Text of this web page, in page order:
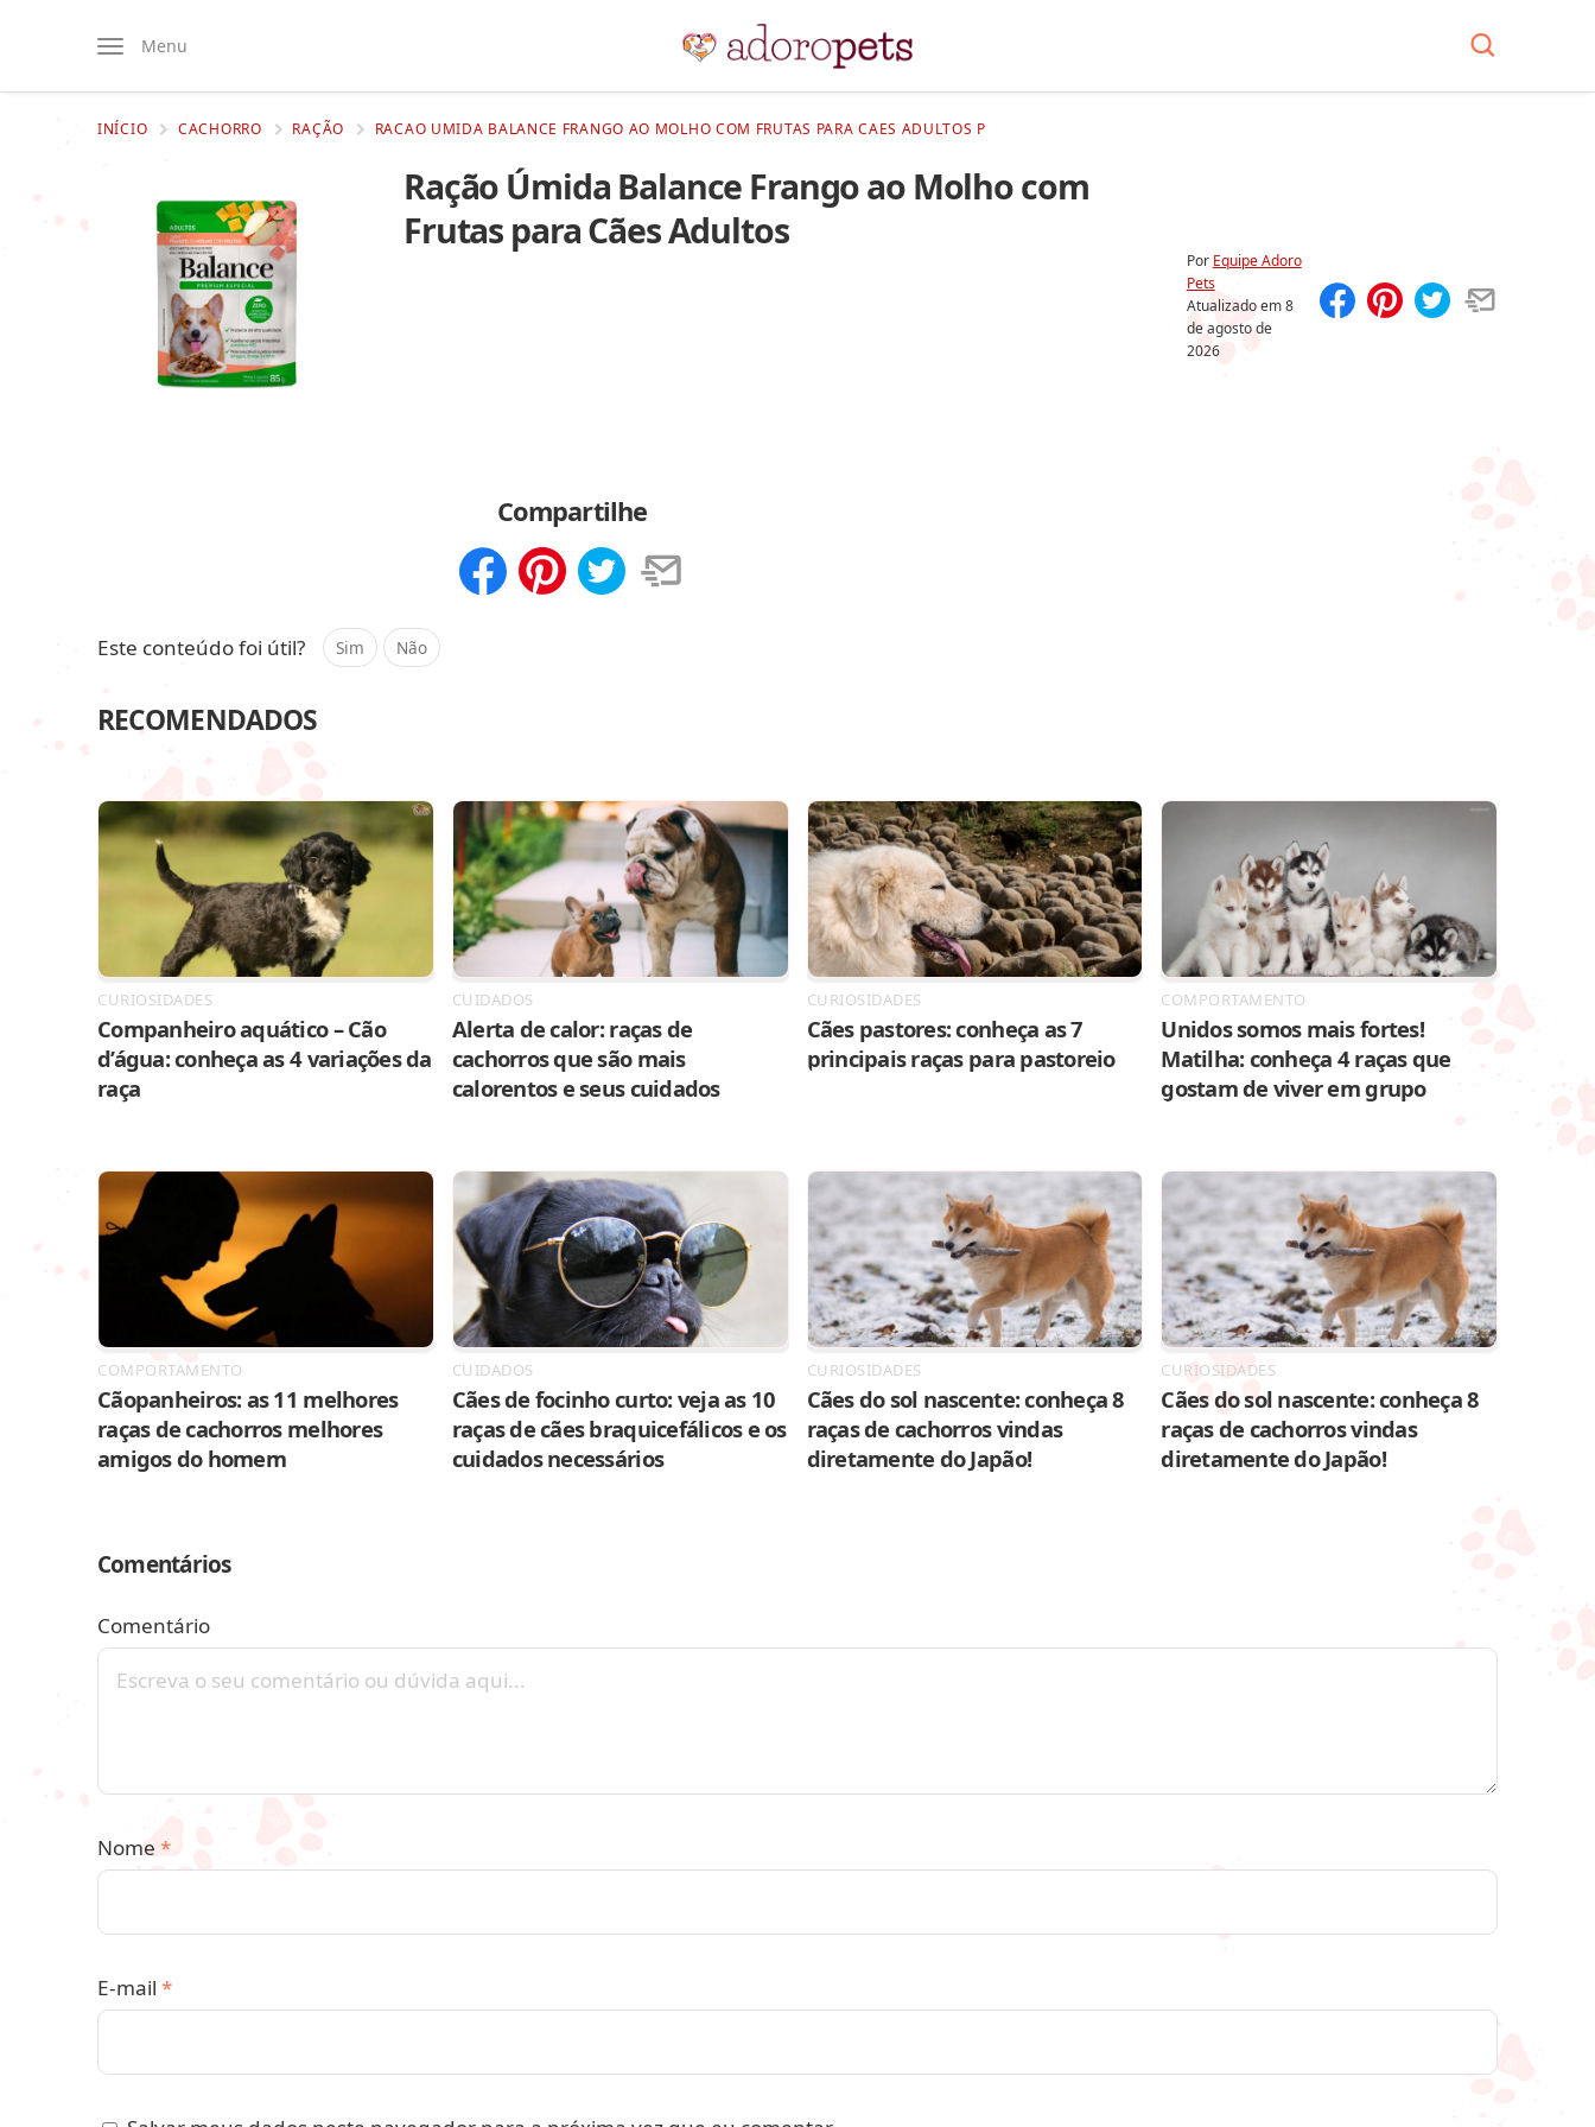
Menu
INÍCIO CACHORRO RAÇÃO RACAO UMIDA BALANCE FRANGO AO MOLHO COM FRUTAS PARA CAES ADULTOS P
Ração Úmida Balance Frango ao Molho com
Frutas para Cães Adultos
Por Equipe Adoro
Pets
Atualizado em8
de agosto de
2026
Compartilhe
Este conteúdo foi útil? Sim Não
RECOMENDADOS
CURIOSIDADES
Companheiro aquático – Cão
d’água: conheça as 4 variações da
raça
CUIDADOS
Alerta de calor: raças de
cachorros que são mais
calorentos e seus cuidados
CURIOSIDADES
Cães pastores: conheça as 7
principais raças para pastoreio
COMPORTAMENTO
Unidos somos mais fortes!
Matilha: conheça 4 raças que
gostam de viver em grupo
COMPORTAMENTO
Cãopanheiros: as 11 melhores
raças de cachorros melhores
amigos do homem
CUIDADOS
Cães de focinho curto: veja as 10
raças de cães braquicefálicos e os
cuidados necessários
CURIOSIDADES
Cães do sol nascente: conheça 8
raças de cachorros vindas
diretamente do Japão!
CURIOSIDADES
Cães do sol nascente: conheça 8
raças de cachorros vindas
diretamente do Japão!
Comentários
Comentário
Nome *
E-mail *